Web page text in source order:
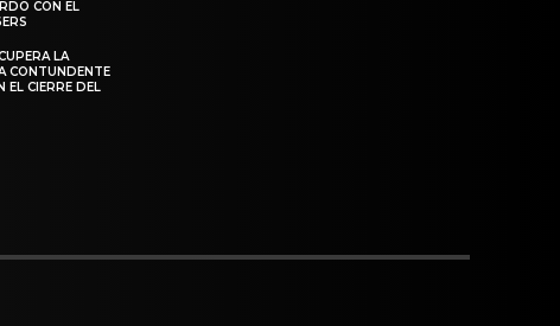
CON EL
LA
CONTUNDENTE
EL CIERRE DEL